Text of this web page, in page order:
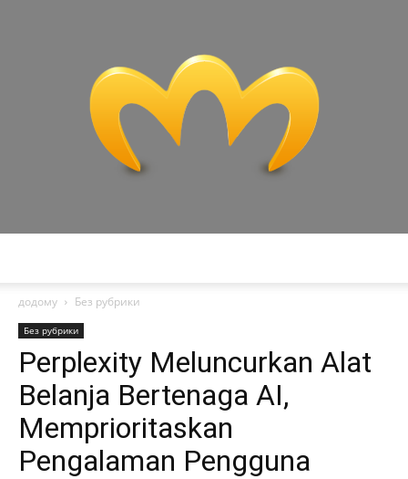
додому
Без рубрики
Без рубрики
Perplexity Meluncurkan Alat
Belanja Bertenaga AI,
Memprioritaskan
Pengalaman Pengguna